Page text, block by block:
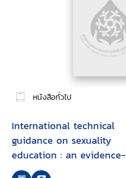
หนังสือทั่วไป
International technical
guidance on sexuality
education : an evidence-
informed approach